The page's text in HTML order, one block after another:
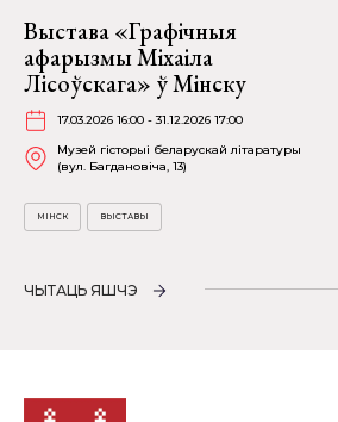
Выстава «Графічныя
афарызмы Міхаіла
Лісоўскага» ў Мінску
17.03.2026 16:00 - 31.12.2026 17:00
Музей гісторыі беларускай літаратуры
(вул. Багдановіча, 13)
МІНСК ВЫСТАВЫ
ЧЫТАЦЬ ЯШЧЭ